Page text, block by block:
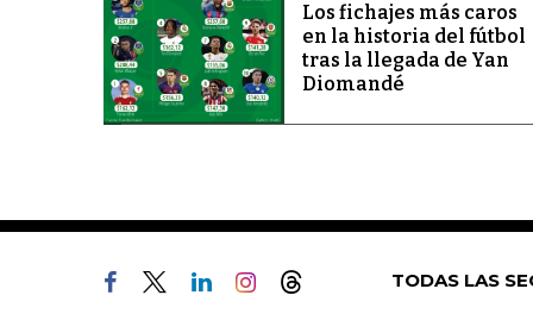
Los fichajes más caros
en la historia del fútbol
tras la llegada de Yan
Diomandé
TODAS LAS